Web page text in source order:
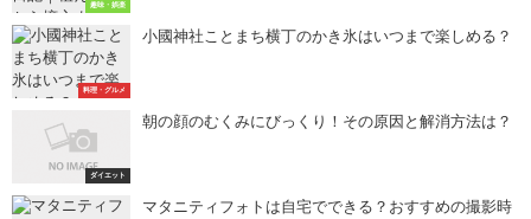
趣味・娯楽
料理・グルメ
小國神社ことまち横丁のかき氷はいつまで楽しめる？
ダイエット
朝の顔のむくみにびっくり！その原因と解消方法は？
マタニティフォトは自宅でできる？おすすめの撮影時